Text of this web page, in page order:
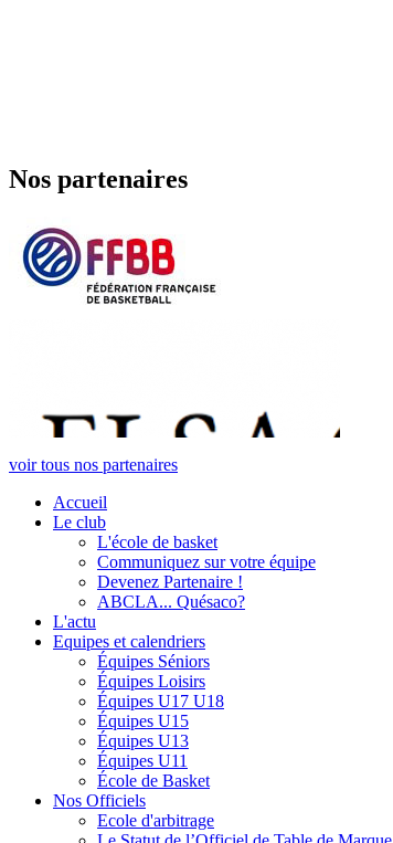
Nos partenaires
voir tous nos partenaires
Accueil
Le club
L'école de basket
Communiquez sur votre équipe
Devenez Partenaire !
ABCLA... Quésaco?
L'actu
Equipes et calendriers
Équipes Séniors
Équipes Loisirs
Équipes U17 U18
Équipes U15
Équipes U13
Équipes U11
École de Basket
Nos Officiels
Ecole d'arbitrage